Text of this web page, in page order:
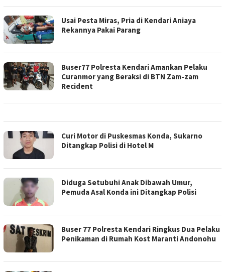
Usai Pesta Miras, Pria di Kendari Aniaya
Rekannya Pakai Parang
Buser77 Polresta Kendari Amankan Pelaku
Curanmor yang Beraksi di BTN Zam-zam
Recident
Curi Motor di Puskesmas Konda, Sukarno
Ditangkap Polisi di Hotel M
Diduga Setubuhi Anak Dibawah Umur,
Pemuda Asal Konda ini Ditangkap Polisi
Buser 77 Polresta Kendari Ringkus Dua Pelaku
Penikaman di Rumah Kost Maranti Andonohu